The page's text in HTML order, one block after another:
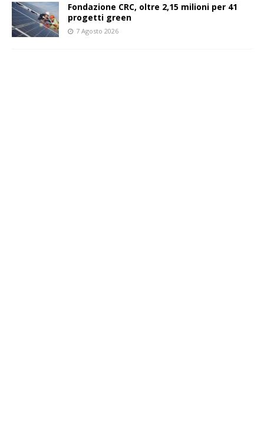
Fondazione CRC, oltre 2,15 milioni per 41
progetti green
7 Agosto 2026